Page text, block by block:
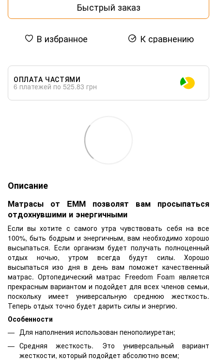
Быстрый заказ
В избранное К сравнению
ОПЛАТА ЧАСТЯМИ
6 платежей по 525.83 грн
Описание
Матрасы от EММ позволят вам просыпаться
отдохнувшими и энергичными
Если вы хотите с самого утра чувствовать себя на все
100%, быть бодрым и энергичным, вам необходимо хорошо
высыпаться. Если организм будет получать полноценный
отдых ночью, утром всегда будут силы. Хорошо
высыпаться изо дня в день вам поможет качественный
матрас. Ортопедический матрас Freedom Foam является
прекрасным вариантом и подойдет для всех членов семьи,
поскольку имеет универсальную среднюю жесткость.
Теперь отдых точно будет дарить силы и энергию.
Особенности
Для наполнения использован пенополиуретан;
Средняя жесткость. Это универсальный вариант
жесткости, который подойдет абсолютно всем;